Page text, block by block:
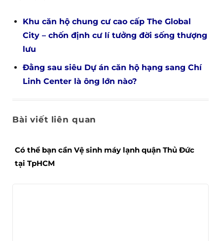
Khu căn hộ chung cư cao cấp The Global
City – chốn định cư lí tưởng đời sống thượng
lưu
Đằng sau siêu Dự án căn hộ hạng sang Chí
Linh Center là ông lớn nào?
Bài viết liên quan
Có thể bạn cần Vệ sinh máy lạnh quận Thủ Đức
tại TpHCM